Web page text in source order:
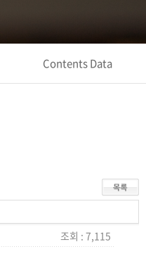
Contents Data
조회 : 7,115